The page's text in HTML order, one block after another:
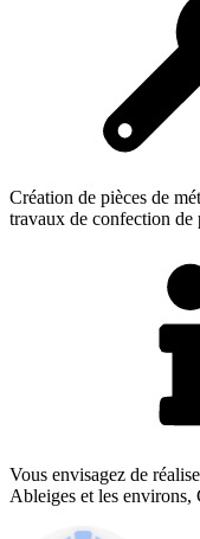
Création de pièces de
travaux de confection de
Vous envisagez de
Ableiges et les environs,